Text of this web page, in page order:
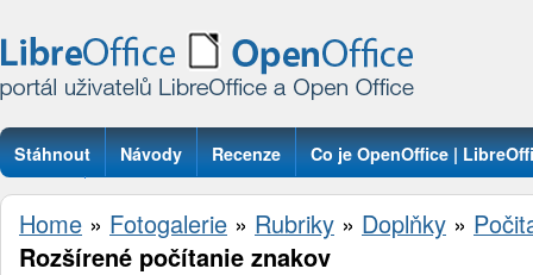
Stáhnout Návody Recenze Co je OpenOffice |
Otázky
Home » Fotogalerie » Rubriky » Doplňky »
Rozšírené počítanie znakov